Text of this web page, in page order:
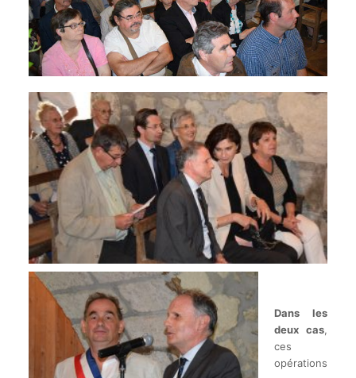
Dans les
deux cas,
ces
opérations